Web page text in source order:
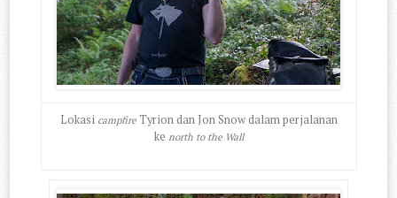
Lokasi campfire Tyrion dan Jon Snow dalam perjalanan
ke north to the Wall